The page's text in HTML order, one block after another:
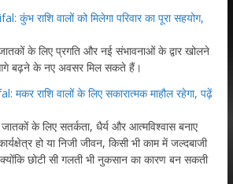
राशि वालों को मिलेगा परिवार का पूरा सहयोग,
के लिए प्रगति और नई संभावनाओं के द्वार खोलने
आगे बढ़ने के नए अवसर मिल सकते हैं।
राशि वालों के लिए सकारात्मक माहौल रहेगा, पढ़ें
के लिए सतर्कता, धैर्य और आत्मविश्वास बनाए
हो या निजी जीवन, किसी भी काम में जल्दबाजी
छोटी सी गलती भी नुकसान का कारण बन सकती